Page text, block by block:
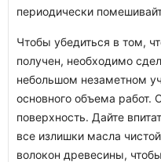
периодически
Чтобы убедиться в том,
получен, необходимо
небольшом незаметном
основного объема работ.
поверхность. Дайте
все излишки масла
волокон древесины,